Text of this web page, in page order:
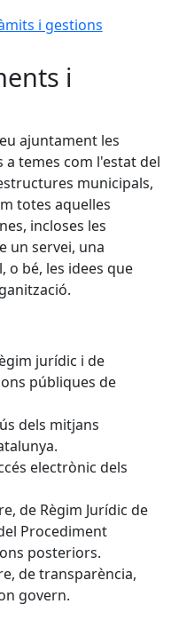
i gestions
i
ajuntament les
temes com l'estat del
municipals,
totes aquelles
incloses les
un servei, una
o bé, les idees que
jurídic i de
públiques de
dels mitjans
electrònic dels
de Règim Jurídic de
Procediment
posteriors.
de transparència,
govern.